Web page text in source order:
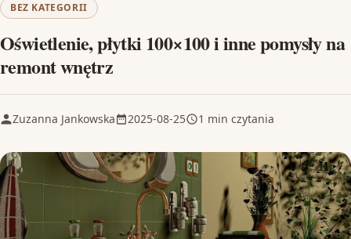
BEZ KATEGORII
Oświetlenie, płytki 100×100 i inne pomysły na
remont wnętrz
Zuzanna Jankowska 2025-08-25 1 min czytania